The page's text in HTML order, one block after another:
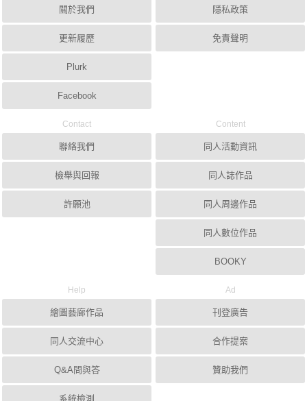
關於我們
更新履歷
Plurk
Facebook
隱私政策
免責聲明
Contact
聯絡我們
檢舉與回報
許願池
Content
同人活動資訊
同人誌作品
同人周邊作品
同人數位作品
BOOKY
Help
繪圖藝廊作品
同人交流中心
Q&A問與答
系統檢測
Ad
刊登廣告
合作提案
贊助我們